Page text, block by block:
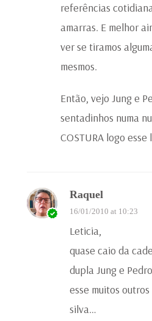
referências
amarras. E melhor
ver se tiramos
mesmos.
Então, vejo Jung e
sentadinhos numa
COSTURA logo esse
Raquel
16/01/2010 at 10:23
Leticia,
quase caio da
dupla Jung e
esse muitos
silva…